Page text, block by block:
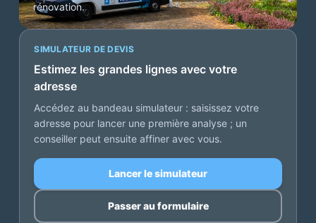
rénovation.
SIMULATEUR DE DEVIS
Estimez les grandes lignes avec votre
adresse
Accédez au bandeau simulateur : saisissez votre
adresse pour lancer une première analyse ; un
conseiller peut ensuite affiner avec vous.
Lancer le simulateur
Passer au formulaire